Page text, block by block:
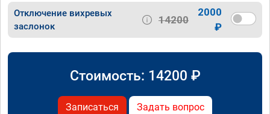
Отключение вихревых
заслонок
14200
2000
₽
Стоимость: 14200 ₽
Записаться Задать вопрос